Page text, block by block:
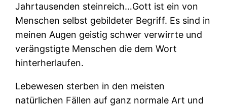
Jahrtausenden steinreich…Gott ist ein von
Menschen selbst gebildeter Begriff. Es sind in
meinen Augen geistig schwer verwirrte und
verängstigte Menschen die dem Wort
hinterherlaufen.
Lebewesen sterben in den meisten
natürlichen Fällen auf ganz normale Art und